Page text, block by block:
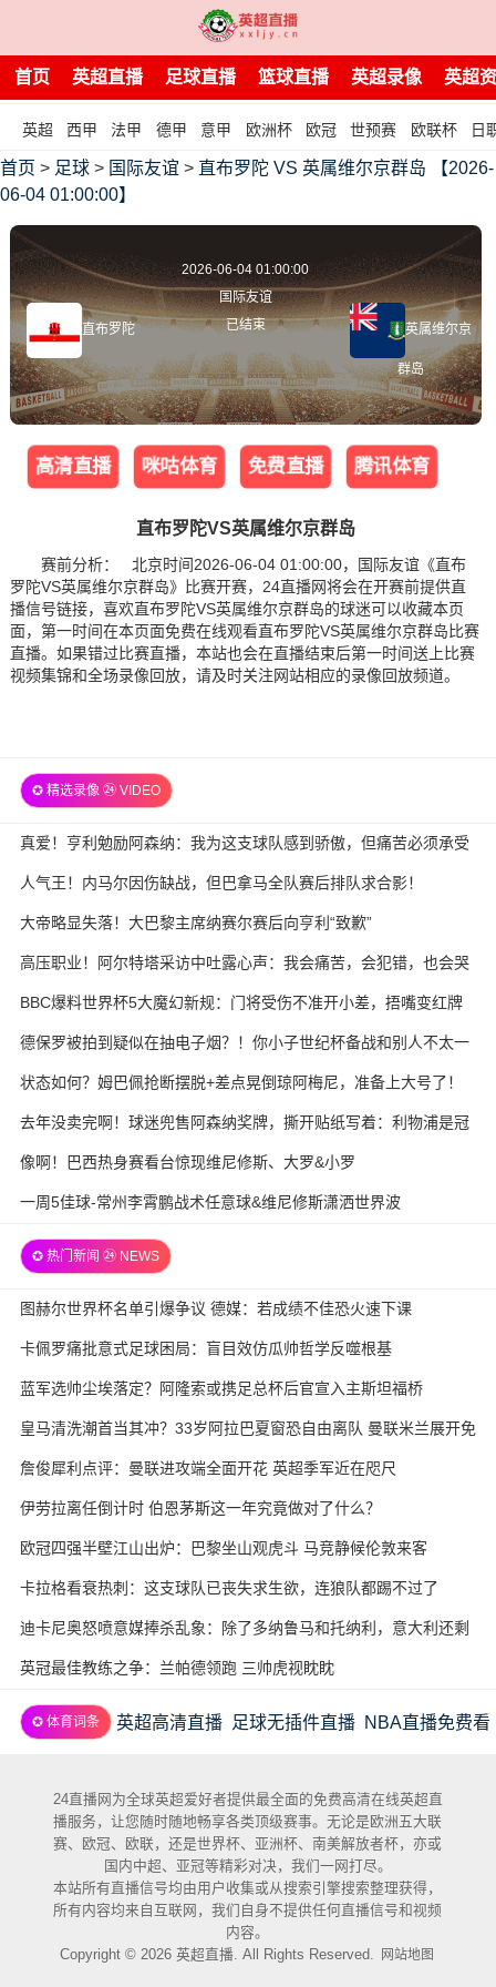
首页 英超直播 足球直播 篮球直播 英超录像 英超
英超 西甲 法甲 德甲 意甲 欧洲杯 欧冠 世预赛 欧联杯 日
首页 > 足球 > 国际友谊 > 直布罗陀 VS 英属维尔京群岛 【2026-
06-04 01:00:00】
直布罗陀
2026-06-04 01:00:00
国际友谊
已结束
英属维尔京
群岛
高清直播 咪咕体育 免费直播 腾讯体育
直布罗陀VS英属维尔京群岛
赛前分析： 北京时间2026-06-04 01:00:00，国际友谊《直布
罗陀VS英属维尔京群岛》比赛开赛，24直播网将会在开赛前提供直
播信号链接，喜欢直布罗陀VS英属维尔京群岛的球迷可以收藏本页
面，第一时间在本页面免费在线观看直布罗陀VS英属维尔京群岛比赛
直播。如果错过比赛直播，本站也会在直播结束后第一时间送上比赛
视频集锦和全场录像回放，请及时关注网站相应的录像回放频道。
✪ 精选录像 ㉔ VIDEO
真爱！亨利勉励阿森纳：我为这支球队感到骄傲，但痛苦必须承受
人气王！内马尔因伤缺战，但巴拿马全队赛后排队求合影！
大帝略显失落！大巴黎主席纳赛尔赛后向亨利“致歉”
高压职业！阿尔特塔采访中吐露心声：我会痛苦，会犯错，也会哭
BBC爆料世界杯5大魔幻新规：门将受伤不准开小差，捂嘴变红牌
德保罗被拍到疑似在抽电子烟？！你小子世纪杯备战和别人不太一
样
状态如何？姆巴佩抢断摆脱+差点晃倒琼阿梅尼，准备上大号了！
去年没卖完啊！球迷兜售阿森纳奖牌，撕开贴纸写着：利物浦是冠
军
像啊！巴西热身赛看台惊现维尼修斯、大罗&小罗
一周5佳球-常州李霄鹏战术任意球&维尼修斯潇洒世界波
✪ 热门新闻 ㉔ NEWS
图赫尔世界杯名单引爆争议 德媒：若成绩不佳恐火速下课
卡佩罗痛批意式足球困局：盲目效仿瓜帅哲学反噬根基
蓝军选帅尘埃落定？阿隆索或携足总杯后官宣入主斯坦福桥
皇马清洗潮首当其冲？33岁阿拉巴夏窗恐自由离队 曼联米兰展开免
签争夺战
詹俊犀利点评：曼联进攻端全面开花 英超季军近在咫尺
伊劳拉离任倒计时 伯恩茅斯这一年究竟做对了什么？
欧冠四强半壁江山出炉：巴黎坐山观虎斗 马竞静候伦敦来客
卡拉格看衰热刺：这支球队已丧失求生欲，连狼队都踢不过了
迪卡尼奥怒喷意媒捧杀乱象：除了多纳鲁马和托纳利，意大利还剩
几个真球星？
英冠最佳教练之争：兰帕德领跑 三帅虎视眈眈
✪ 体育词条 英超高清直播 足球无插件直播 NBA直播免费看
24直播网为全球英超爱好者提供最全面的免费高清在线英超直
播服务，让您随时随地畅享各类顶级赛事。无论是欧洲五大联
赛、欧冠、欧联，还是世界杯、亚洲杯、南美解放者杯，亦或
国内中超、亚冠等精彩对决，我们一网打尽。
本站所有直播信号均由用户收集或从搜索引擎搜索整理获得，
所有内容均来自互联网，我们自身不提供任何直播信号和视频
内容。
Copyright © 2026 英超直播. All Rights Reserved.
网站地图